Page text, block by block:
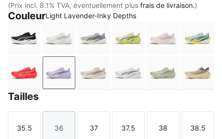
(Prix incl. 8.1% TVA, éventuellement plus frais de livraison.)
CouleurLight Lavender-Inky Depths
PUMA Black-PUMA White-PUMA Silver
PUMA White-Feather Gray
Vibrant Silver-Apple Spritz
Apple Spritz-Lux Lime
Jasmine Fresh
Ultra Red-PUMA Silver
Light Lavender-Inky Depths
Alpine Snow-Misty Pink
PUMA White-Light
Soft Grass-
Tailles
Taille
35.5
Taille
36
Taille
37
Taille
37.5
Taille
38
Taille
38.5